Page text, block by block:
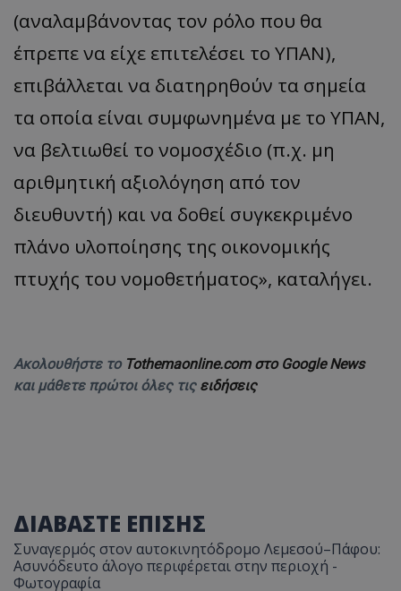
(αναλαμβάνοντας τον ρόλο που θα
έπρεπε να είχε επιτελέσει το ΥΠΑΝ),
επιβάλλεται να διατηρηθούν τα σημεία
τα οποία είναι συμφωνημένα με το ΥΠΑΝ,
να βελτιωθεί το νομοσχέδιο (π.χ. μη
αριθμητική αξιολόγηση από τον
διευθυντή) και να δοθεί συγκεκριμένο
πλάνο υλοποίησης της οικονομικής
πτυχής του νομοθετήματος», καταλήγει.
Ακολουθήστε το Tothemaonline.com στο Google News
και μάθετε πρώτοι όλες τις ειδήσεις
ΔΙΑΒΑΣΤΕ ΕΠΙΣΗΣ
Συναγερμός στον αυτοκινητόδρομο Λεμεσού–Πάφου:
Ασυνόδευτο άλογο περιφέρεται στην περιοχή -
Φωτογραφία